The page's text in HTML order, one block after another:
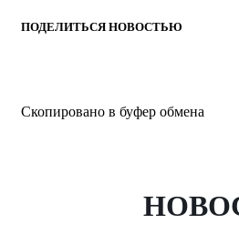
ПОДЕЛИТЬСЯ НОВОСТЬЮ
Скопировано в буфер обмена